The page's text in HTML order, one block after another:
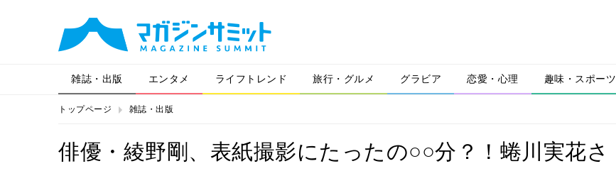
雑誌・出版 エンタメ ライフトレンド 旅行・グルメ グラビア 恋愛・心理 趣味・スポーツ
トップページ 雑誌・出版
俳優・綾野剛、表紙撮影にたったの○○分？！蜷川実花さ